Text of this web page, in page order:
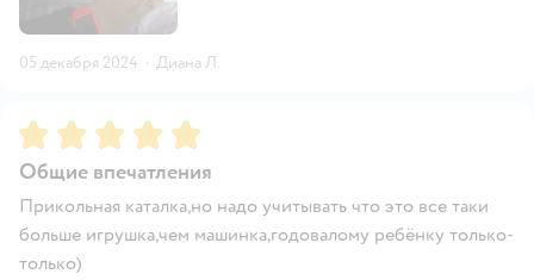
05 декабря 2024 · Диана Л.
Рейтинг:5
Общие впечатления
Прикольная каталка,но надо учитывать что это все таки
больше игрушка,чем машинка,годовалому ребёнку только-
только)